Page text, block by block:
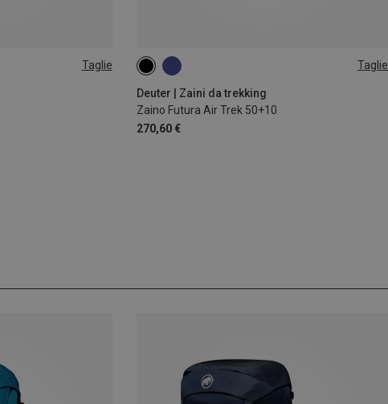
Taglie Taglie
Deuter | Zaini da trekking
Zaino Futura Air Trek 50+10
270,60 €
50+10L